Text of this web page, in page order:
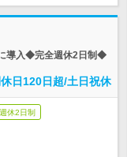
導入◆完全週休2日制◆
日120日超/土日祝休
休2日制